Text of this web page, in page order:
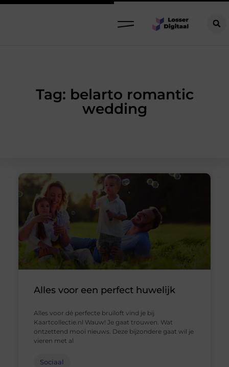
Tag: belarto romantic
wedding
Alles voor een perfect huwelijk
Alles voor dé perfecte bruiloft vind je bij
Kaartcollectie.nl Wauw! Je gaat trouwen. Wat
ontzettend mooi nieuws. Deze bijzondere gaat wil je
vieren met al
Sociaal